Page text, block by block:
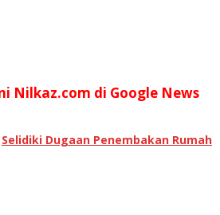
Nilkaz.com di Google News
Selidiki Dugaan Penembakan Rumah